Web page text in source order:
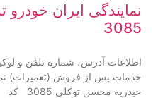
نمایندگی ایران خودرو
3085
اطلاعات آدرس، شماره تلفن و
خدمات پس از فروش (تعمیرات)
حیدریه محسن توکلی 3085 کد